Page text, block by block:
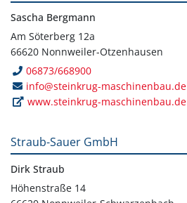
Sascha Bergmann
Am Söterberg 12a
66620 Nonnweiler-Otzenhausen
06873/668900
info@steinkrug-maschinenbau.de
www.steinkrug-maschinenbau.de
Straub-Sauer GmbH
Dirk Straub
Höhenstraße 14